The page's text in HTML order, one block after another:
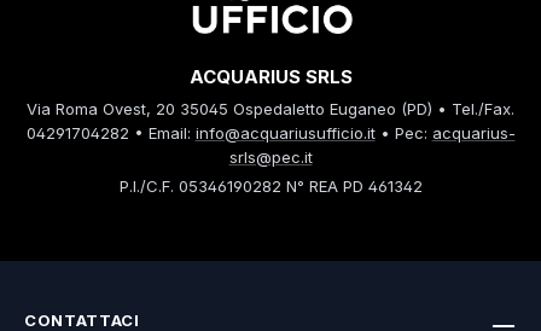
ACQUARIUS SRLS
Via Roma Ovest, 20 35045 Ospedaletto Euganeo (PD) • Tel./Fax.
04291704282 • Email: info@acquariusufficio.it• Pec: acquarius-
srls@pec.it
P.I./C.F. 05346190282 N° REA PD 461342
CONTATTACI